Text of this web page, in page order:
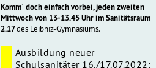
Komm´ doch einfach vorbei, jeden zweiten
Mittwoch von 13-13.45 Uhr im Sanitätsraum
2.17des Leibniz-Gymnasiums.
Ausbildung neuer
Schulsanitäter 16./17.07.2022: